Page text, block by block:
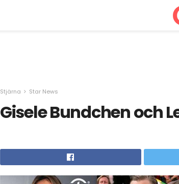
Stjärna Star News
Gisele Bundchen och